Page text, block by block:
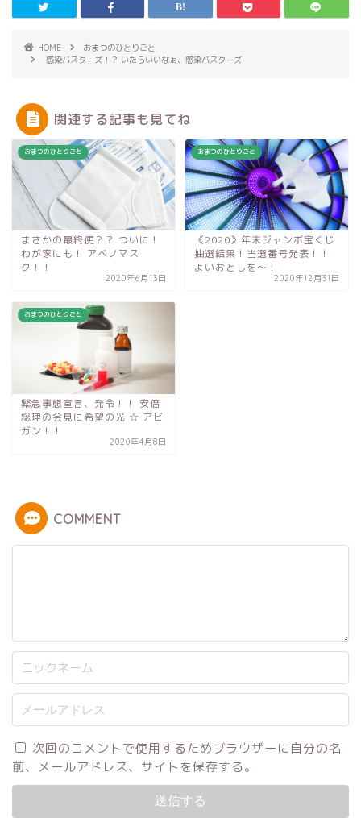
HOME
おまつのひとりごと
感染バスターズ！？ いたらいいなぁ、感染バスターズ
関連する記事も見てね
おまつのひとりごと
まさかの最終便？？ ついに！
わが家にも！ アベノマス
ク！！
2020年6月13日
おまつのひとりごと
《2020》年末ジャンボ宝くじ
抽選結果！当選番号発表！！
よいおとしを〜！
2020年12月31日
おまつのひとりごと
緊急事態宣言、発令！！ 安倍
総理の会見に希望の光 ☆ アビ
ガン！！
2020年4月8日
COMMENT
次回のコメントで使用するためブラウザーに自分の名
前、メールアドレス、サイトを保存する。